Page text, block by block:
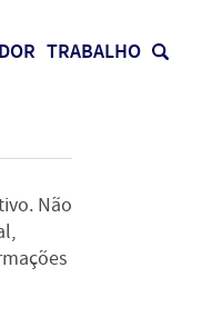
TRABALHO
Não